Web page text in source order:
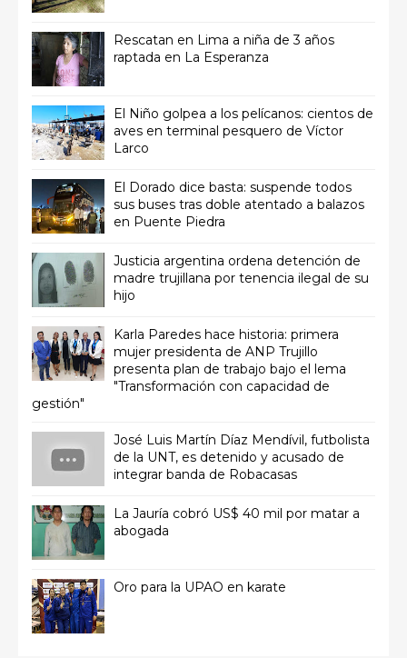
Rescatan en Lima a niña de 3 años
raptada en La Esperanza
El Niño golpea a los pelícanos: cientos de
aves en terminal pesquero de Víctor
Larco
El Dorado dice basta: suspende todos
sus buses tras doble atentado a balazos
en Puente Piedra
Justicia argentina ordena detención de
madre trujillana por tenencia ilegal de su
hijo
Karla Paredes hace historia: primera
mujer presidenta de ANP Trujillo
presenta plan de trabajo bajo el lema
"Transformación con capacidad de
gestión"
José Luis Martín Díaz Mendívil, futbolista
de la UNT, es detenido y acusado de
integrar banda de Robacasas
La Jauría cobró US$ 40 mil por matar a
abogada
Oro para la UPAO en karate